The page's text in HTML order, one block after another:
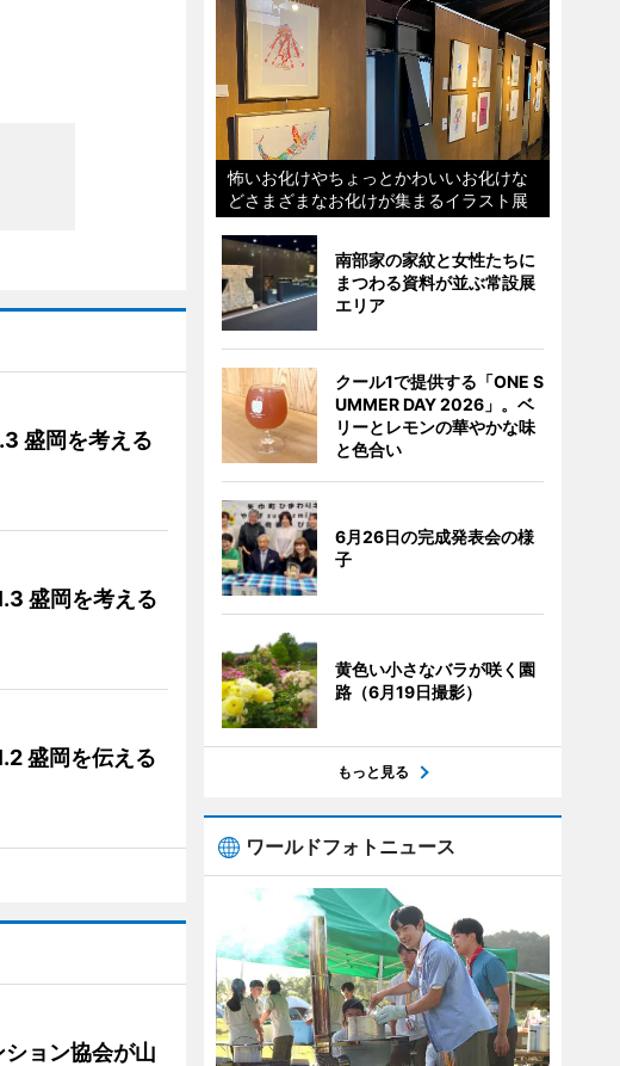
盛岡を考える
盛岡を考える
盛岡を伝える
ョン協会が山
怖いお化けやちょっとかわいいお化けな
どさまざまなお化けが集まるイラスト展
南部家の家紋と女性たちに
まつわる資料が並ぶ常設展
エリア
クール1で提供する「ONE S
UMMER DAY 2026」。ベ
リーとレモンの華やかな味
と色合い
6月26日の完成発表会の様
子
黄色い小さなバラが咲く園
路（6月19日撮影）
もっと見る
ワールドフォトニュース